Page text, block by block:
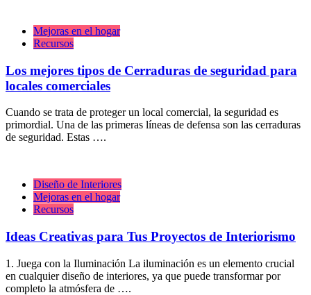
Mejoras en el hogar
Recursos
Los mejores tipos de Cerraduras de seguridad para
locales comerciales
Cuando se trata de proteger un local comercial, la seguridad es
primordial. Una de las primeras líneas de defensa son las cerraduras
de seguridad. Estas ….
Diseño de Interiores
Mejoras en el hogar
Recursos
Ideas Creativas para Tus Proyectos de Interiorismo
1. Juega con la Iluminación La iluminación es un elemento crucial
en cualquier diseño de interiores, ya que puede transformar por
completo la atmósfera de ….